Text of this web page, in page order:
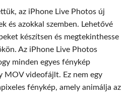
az iPhone Live Photos új
és azokkal szemben. Lehetővé
készítsen és megtekinthesse
Az iPhone Live Photos
minden egyes fénykép
MOV videofájlt. Ez nem egy
fénykép, amely animálja az